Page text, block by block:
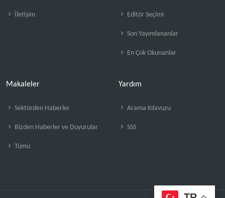
İletişim Editör Seçimi
Son Yayımlananlar
En Çok Okunanlar
Makaleler
Sektörden Haberler
Bizden Haberler ve Duyurular
Tümü
Yardım
Arama Kılavuzu
SSS